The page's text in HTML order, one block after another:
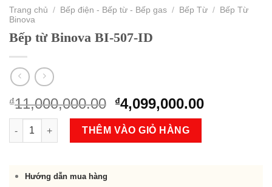
Trang chủ / Bếp điện - Bếp từ - Bếp gas / Bếp Từ / Bếp Từ
Binova
Bếp từ Binova BI-507-ID
₫11,000,000.00 Original
price
was:
₫11,000,000.00.
₫4,099,000.00Current
Bếp từ Binova BI-507-ID số lượng
THÊM VÀO GIỎ HÀNG
Hướng dẫn mua hàng